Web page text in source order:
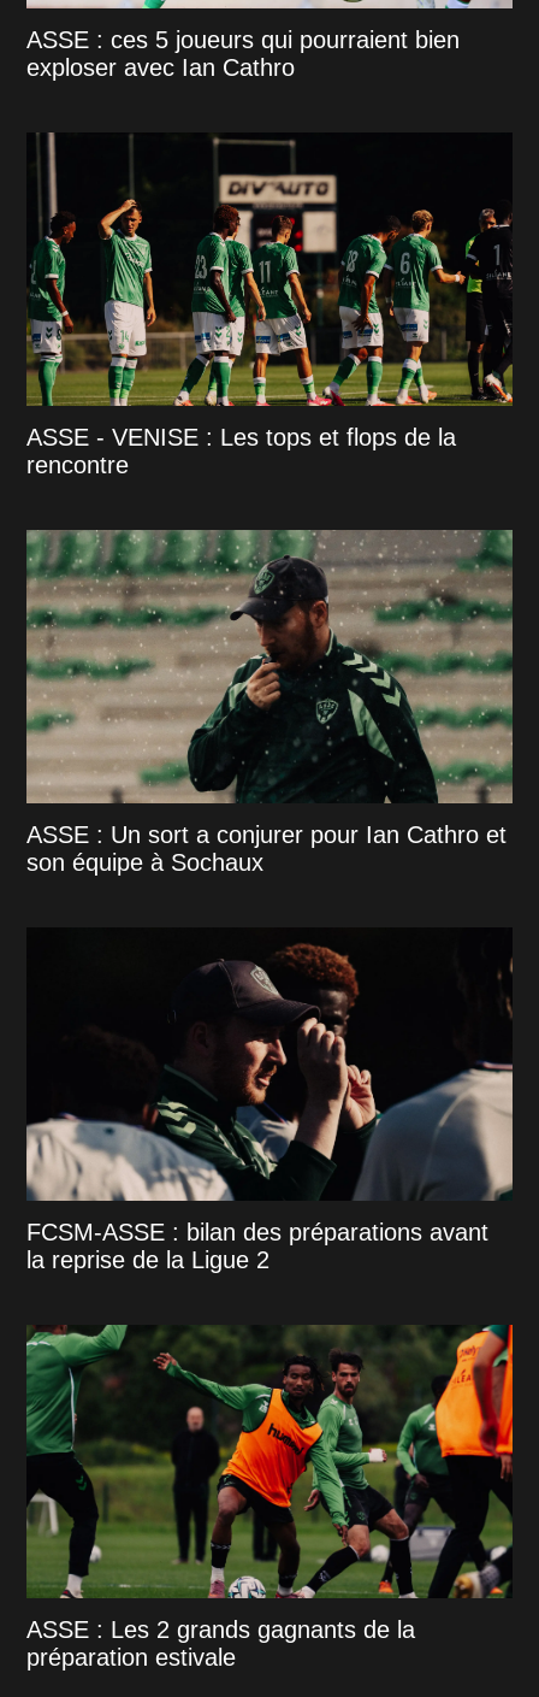
ASSE : ces 5 joueurs qui pourraient bien
exploser avec Ian Cathro
ASSE - VENISE : Les tops et flops de la
rencontre
ASSE : Un sort a conjurer pour Ian Cathro et
son équipe à Sochaux
FCSM-ASSE : bilan des préparations avant
la reprise de la Ligue 2
ASSE : Les 2 grands gagnants de la
préparation estivale